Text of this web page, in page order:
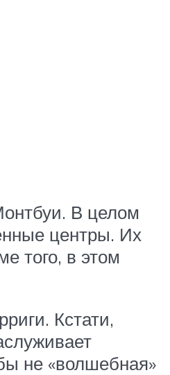
В целом
центры. Их
того, в этом
Кстати,
не «волшебная»